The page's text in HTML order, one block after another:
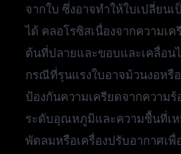
จากใบ ซึ่งอาจทําให้ใบเปลี่ยนเ
ได้ คลอโรซิสเนื่องจากความเ
ต้นที่ปลายและขอบและเคลื่อน
กรณีที่รุนแรงใบอาจม้วนงอหรื
ป้องกันความเครียดจากความ
ระดับอุณหภูมิและความชื้นที่เ
พัดลมหรือเครื่องปรับอากาศเ